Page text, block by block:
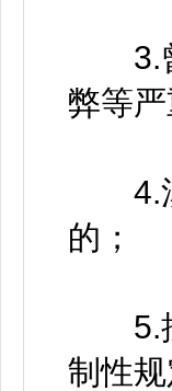
3.曾
弊等严
4.涉
的；
5.按
制性规